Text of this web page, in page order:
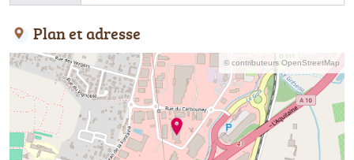
Plan et adresse
© contributeurs OpenStreetMap